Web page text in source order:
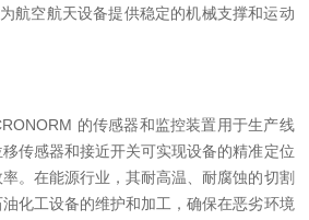
航空航天设备提供稳定的机械支撑和运动
的传感器和监控装置用于生产线
传感器和接近开关可实现设备的精准定位
。在能源行业，其耐高温、耐腐蚀的切割
化工设备的维护和加工，确保在恶劣环境